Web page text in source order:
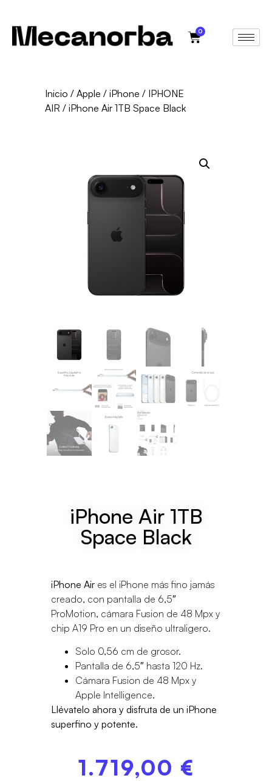
0
Inicio /Apple /iPhone / IPHONE
AIR / iPhone Air 1TB Space Black
iPhone Air 1TB
Space Black
iPhone Aires el iPhone más fino jamás
creado, con pantalla de 6,5″
ProMotion, cámara Fusion de 48 Mpx y
chip A19 Pro en un diseño ultraligero.
Solo 0,56 cm de grosor.
Pantalla de 6,5″ hasta 120 Hz.
Cámara Fusion de 48 Mpx y
Apple Intelligence.
Llévatelo ahora y disfruta de un iPhone
superfino y potente.
1.719,00 €